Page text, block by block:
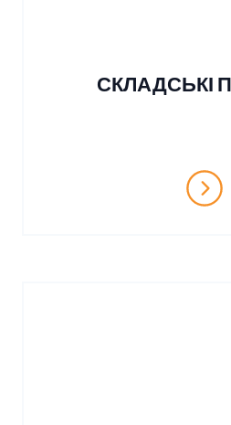
СКЛАДСЬКІ